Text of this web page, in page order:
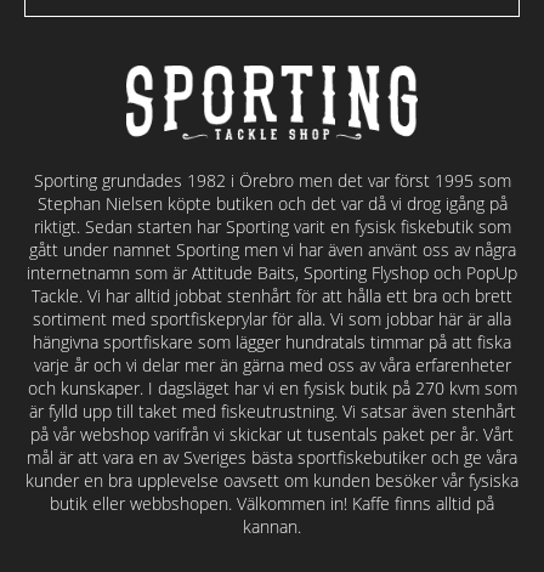
Sporting grundades 1982 i Örebro men det var först 1995 som
Stephan Nielsen köpte butiken och det var då vi drog igång på
riktigt. Sedan starten har Sporting varit en fysisk fiskebutik som
gått under namnet Sporting men vi har även använt oss av några
internetnamn som är Attitude Baits, Sporting Flyshop och PopUp
Tackle. Vi har alltid jobbat stenhårt för att hålla ett bra och brett
sortiment med sportfiskeprylar för alla. Vi som jobbar här är alla
hängivna sportfiskare som lägger hundratals timmar på att fiska
varje år och vi delar mer än gärna med oss av våra erfarenheter
och kunskaper. I dagsläget har vi en fysisk butik på 270 kvm som
är fylld upp till taket med fiskeutrustning. Vi satsar även stenhårt
på vår webshop varifrån vi skickar ut tusentals paket per år. Vårt
mål är att vara en av Sveriges bästa sportfiskebutiker och ge våra
kunder en bra upplevelse oavsett om kunden besöker vår fysiska
butik eller webbshopen. Välkommen in! Kaffe finns alltid på
kannan.